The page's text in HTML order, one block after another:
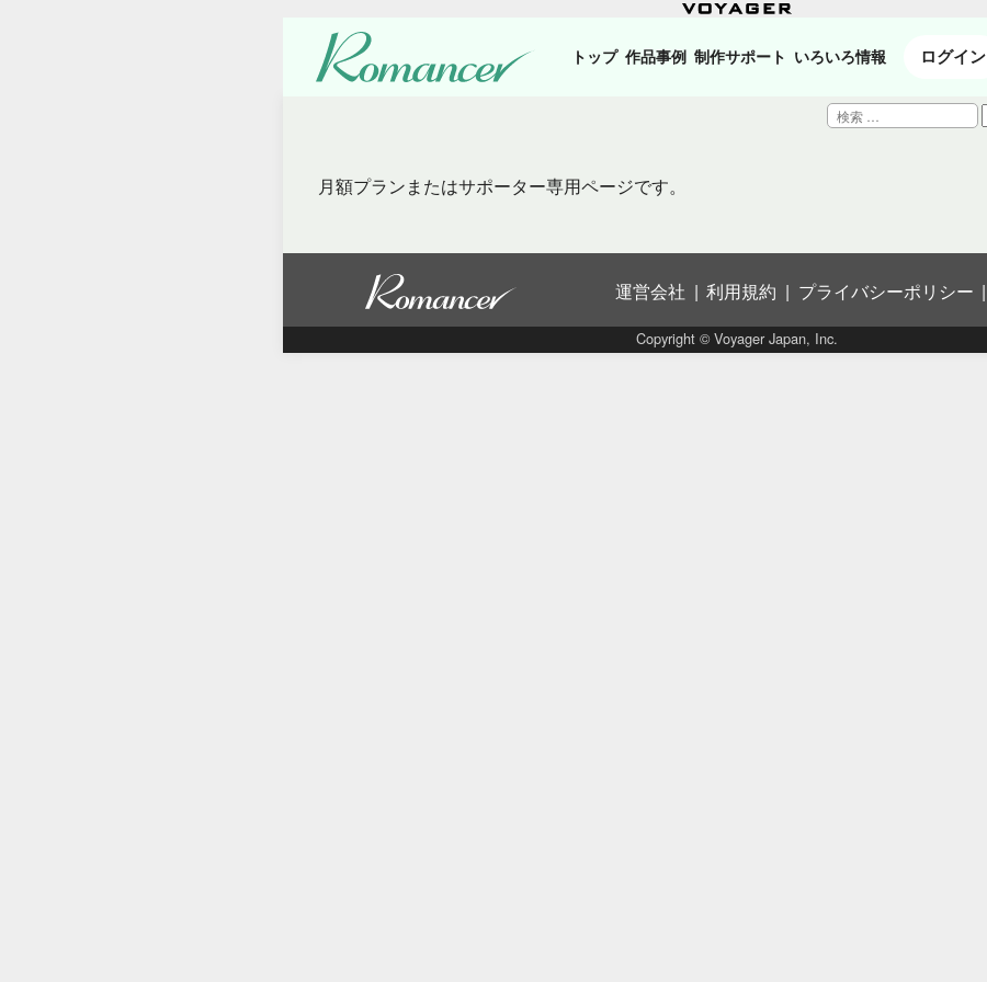
トップ 作品事例 制作サポート いろいろ情報 ログイン
検
索:
月額プランまたはサポーター専用ページです。
運営会社 利用規約 プライバシーポリシー
Copyright © Voyager Japan, Inc.